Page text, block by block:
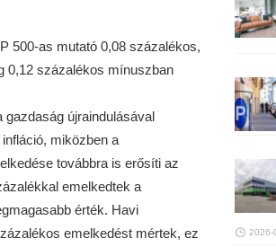
500-as mutató 0,08 százalékos,
0,12 százalékos mínuszban
újraindulásával
miközben a
továbbra is erősíti az
emelkedtek a
érték. Havi
emelkedést mértek, ez
2026-